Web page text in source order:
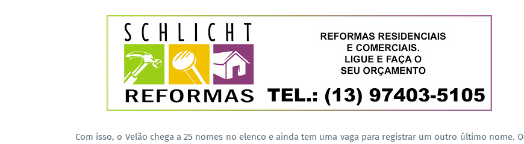
Com isso, o Velão chega a 25 nomes no elenco e ainda tem uma vaga para registrar um outro último nome. O